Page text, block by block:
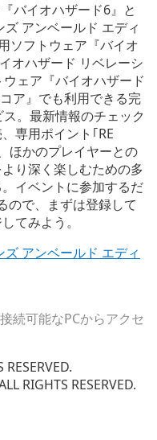
バイオハザード6』と
ズ アンベールド エディ
ソフトウェア『バイオ
オハザード リベレーシ
ェア『バイオハザード
ア』でも利用できる完
。最新情報のチェック
専用ポイント｢RE
ほかのプレイヤーとの
り深く楽しむための多
イベントに参加するだ
ので、まずは登録して
てみよう。
ズ アンベールド エディ
続可能なPCからアクセ
RIGHTS RESERVED.